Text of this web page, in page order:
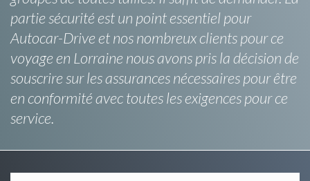
partie sécurité est un point essentiel pour
Autocar-Drive et nos nombreux clients pour ce
voyage en Lorraine nous avons pris la décision de
souscrire sur les assurances nécessaires pour être
en conformité avec toutes les exigences pour ce
service.